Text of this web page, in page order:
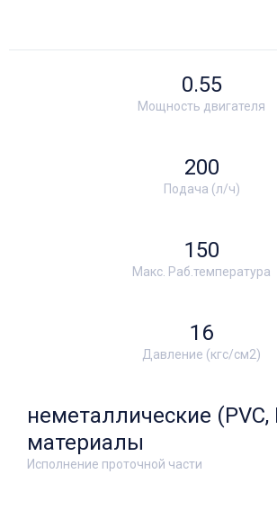
Мощность двигателя
0.55
Подача (л/ч)
200
Макс. Раб.температура
150
Давление (кгс/см2)
16
Исполнение проточной части
неметаллические (PVC,
материалы